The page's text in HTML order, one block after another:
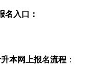
名入口
：
本网上报名流程 ：